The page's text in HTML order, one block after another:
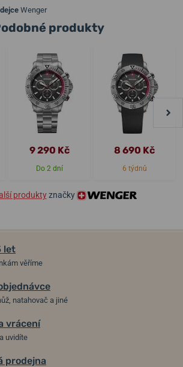
Wenger
produkty
9 290 Kč
Do 2 dní
8 690 Kč
6 týdnů
produktyznačky
let
věříme
natahovač a jiné
vrácení
uvidíte
prodejna